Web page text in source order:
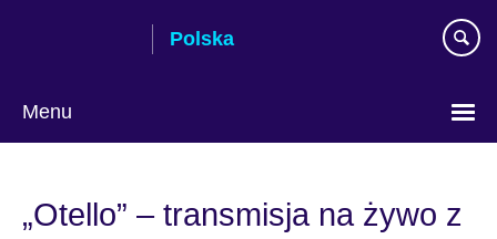
Polska
Menu
„Otello” – transmisja na żywo z